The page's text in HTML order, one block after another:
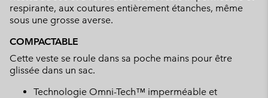
respirante, aux coutures entièrement étanches, même
sous une grosse averse.
COMPACTABLE
Cette veste se roule dans sa poche mains pour être
glissée dans un sac.
Technologie Omni-Tech™ imperméable et